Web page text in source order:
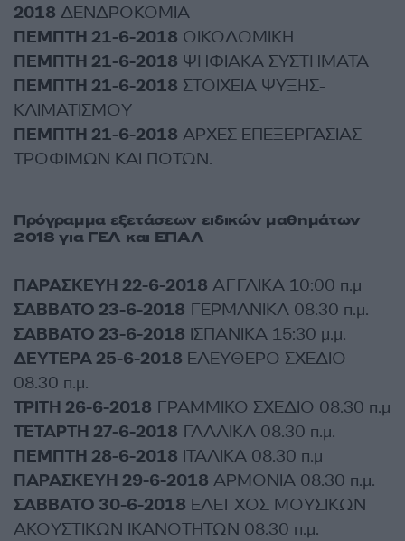
2018 ΔΕΝΔΡΟΚΟΜΙΑ
ΠΕΜΠΤΗ 21-6-2018 ΟΙΚΟΔΟΜΙΚΗ
ΠΕΜΠΤΗ 21-6-2018 ΨΗΦΙΑΚΑ ΣΥΣΤΗΜΑΤΑ
ΠΕΜΠΤΗ 21-6-2018 ΣΤΟΙΧΕΙΑ ΨΥΞΗΣ-
ΚΛΙΜΑΤΙΣΜΟΥ
ΠΕΜΠΤΗ 21-6-2018 ΑΡΧΕΣ ΕΠΕΞΕΡΓΑΣΙΑΣ
ΤΡΟΦΙΜΩΝ ΚΑΙ ΠΟΤΩΝ.
Πρόγραμμα εξετάσεων ειδικών μαθημάτων
2018 για ΓΕΛ και ΕΠΑΛ
ΠΑΡΑΣΚΕΥΗ 22-6-2018 ΑΓΓΛΙΚΑ 10:00 π.μ
ΣΑΒΒΑΤΟ 23-6-2018 ΓΕΡΜΑΝΙΚΑ 08.30 π.μ.
ΣΑΒΒΑΤΟ 23-6-2018 ΙΣΠΑΝΙΚΑ 15:30 μ.μ.
ΔΕΥΤΕΡΑ 25-6-2018 ΕΛΕΥΘΕΡΟ ΣΧΕΔΙΟ
08.30 π.μ.
ΤΡΙΤΗ 26-6-2018 ΓΡΑΜΜΙΚΟ ΣΧΕΔΙΟ 08.30 π.μ
ΤΕΤΑΡΤΗ 27-6-2018 ΓΑΛΛΙΚΑ 08.30 π.μ.
ΠΕΜΠΤΗ 28-6-2018 ΙΤΑΛΙΚΑ 08.30 π.μ
ΠΑΡΑΣΚΕΥΗ 29-6-2018 ΑΡΜΟΝΙΑ 08.30 π.μ.
ΣΑΒΒΑΤΟ 30-6-2018 ΕΛΕΓΧΟΣ ΜΟΥΣΙΚΩΝ
ΑΚΟΥΣΤΙΚΩΝ ΙΚΑΝΟΤΗΤΩΝ 08.30 π.μ.